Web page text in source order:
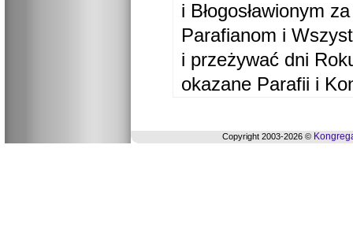
i Błogosławionym
Parafianom i
i przeżywać dni
okazane Parafii i
Copyright 2003-2026 ©